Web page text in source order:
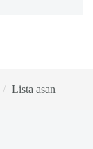
Lista asan